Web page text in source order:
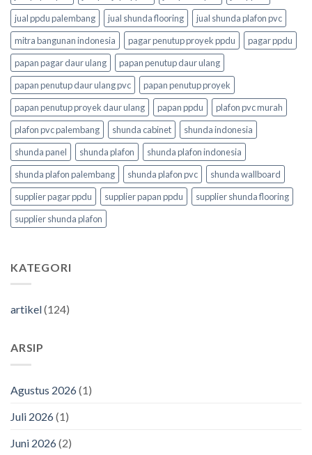
jual ppdu palembang
jual shunda flooring
jual shunda plafon pvc
mitra bangunan indonesia
pagar penutup proyek ppdu
pagar ppdu
papan pagar daur ulang
papan penutup daur ulang
papan penutup daur ulang pvc
papan penutup proyek
papan penutup proyek daur ulang
papan ppdu
plafon pvc murah
plafon pvc palembang
shunda cabinet
shunda indonesia
shunda panel
shunda plafon
shunda plafon indonesia
shunda plafon palembang
shunda plafon pvc
shunda wallboard
supplier pagar ppdu
supplier papan ppdu
supplier shunda flooring
supplier shunda plafon
KATEGORI
artikel(124)
ARSIP
Agustus 2026(1)
Juli 2026(1)
Juni 2026(2)